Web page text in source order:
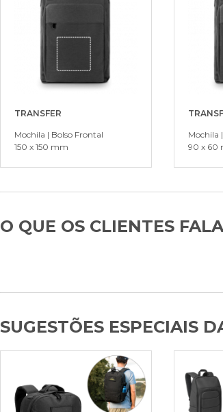
TRANSFER
Mochila | Bolso Frontal
150 x 150 mm
Mochila
90 x 60
O QUE OS CLIENTES
SUGESTÕES ESPECIAIS